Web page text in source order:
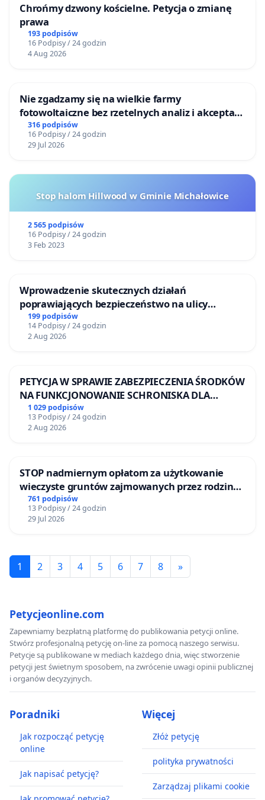
Chrońmy dzwony kościelne. Petycja o zmianę
prawa
193 podpisów
16 Podpisy / 24 godzin
4 Aug 2026
Nie zgadzamy się na wielkie farmy
fotowoltaiczne bez rzetelnych analiz i akceptacji
mieszkańców
316 podpisów
16 Podpisy / 24 godzin
29 Jul 2026
Stop halom Hillwood w Gminie Michałowice
2 565 podpisów
16 Podpisy / 24 godzin
3 Feb 2023
Wprowadzenie skutecznych działań
poprawiających bezpieczeństwo na ulicy
Żeromskiego w Otwocku
199 podpisów
14 Podpisy / 24 godzin
2 Aug 2026
PETYCJA W SPRAWIE ZABEZPIECZENIA ŚRODKÓW
NA FUNKCJONOWANIE SCHRONISKA DLA
BEZDOMNYCH ZWIERZĄT W SKARYSZEWIE
1 029 podpisów
13 Podpisy / 24 godzin
2 Aug 2026
STOP nadmiernym opłatom za użytkowanie
wieczyste gruntów zajmowanych przez rodzinne
ogrody działkowe.
761 podpisów
13 Podpisy / 24 godzin
29 Jul 2026
1 2 3 4 5 6 7 8 »
Petycjeonline.com
Zapewniamy bezpłatną platformę do publikowania petycji online.
Stwórz profesjonalną petycję on-line za pomocą naszego serwisu.
Petycje są publikowane w mediach każdego dnia, więc stworzenie
petycji jest świetnym sposobem, na zwrócenie uwagi opinii publicznej
i organów decyzyjnych.
Poradniki
Jak rozpocząć petycję
online
Jak napisać petycję?
Więcej
Złóż petycję
polityka prywatności
Zarządzaj plikami cookie